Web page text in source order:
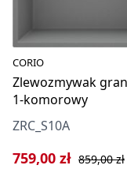
CORIO
Zlewozmywak
1-komorowy
ZRC_S10A
Cena sprzedaży:
759,00 zł Cena
859,00 zł